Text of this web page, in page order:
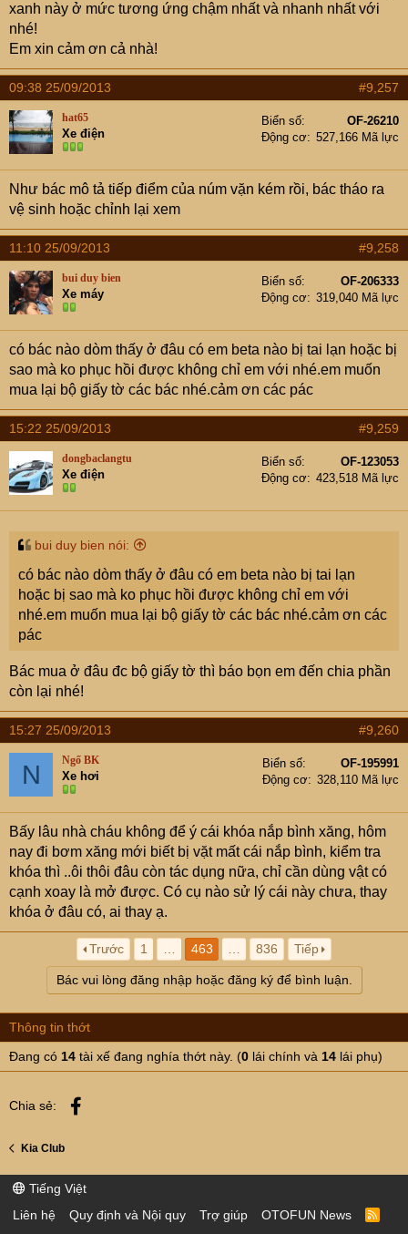
xanh này ở mức tương ứng chậm nhất và nhanh nhất với
nhé!
Em xin cảm ơn cả nhà!
09:38 25/09/2013 #9,257
hat65
Xe điện
Biển số
OF-26210
Động cơ
527,166 Mã lực
Như bác mô tả tiếp điểm của núm vặn kém rồi, bác tháo ra
vệ sinh hoặc chỉnh lại xem
11:10 25/09/2013 #9,258
bui duy bien
Xe máy
Biển số
OF-206333
Động cơ
319,040 Mã lực
có bác nào dòm thấy ở đâu có em beta nào bị tai lạn hoặc bị
sao mà ko phục hồi được không chỉ em với nhé.em muốn
mua lại bộ giấy tờ các bác nhé.cảm ơn các pác
15:22 25/09/2013 #9,259
dongbaclangtu
Xe điện
Biển số
OF-123053
Động cơ
423,518 Mã lực
bui duy bien nói:
có bác nào dòm thấy ở đâu có em beta nào bị tai lạn
hoặc bị sao mà ko phục hồi được không chỉ em với
nhé.em muốn mua lại bộ giấy tờ các bác nhé.cảm ơn các
pác
Bác mua ở đâu đc bộ giấy tờ thì báo bọn em đến chia phần
còn lại nhé!
15:27 25/09/2013 #9,260
N Ngố BK
Xe hơi
Biển số
OF-195991
Động cơ
328,110 Mã lực
Bấy lâu nhà cháu không để ý cái khóa nắp bình xăng, hôm
nay đi bơm xăng mới biết bị vặt mất cái nắp bình, kiểm tra
khóa thì ..ôi thôi đâu còn tác dụng nữa, chỉ cần dùng vật có
cạnh xoay là mở được. Có cụ nào sử lý cái này chưa, thay
khóa ở đâu có, ai thay ạ.
Trước 1 463 836 Tiếp
Bác vui lòng đăng nhập hoặc đăng ký để bình luận.
Thông tin thớt
Đang có 14 tài xế đang nghía thớt này. (0 lái chính và 14 lái phụ)
Chia sẻ:
Kia Club
Tiếng Việt
Liên hệ
Quy định và Nội quy Trợ giúp OTOFUN News
R